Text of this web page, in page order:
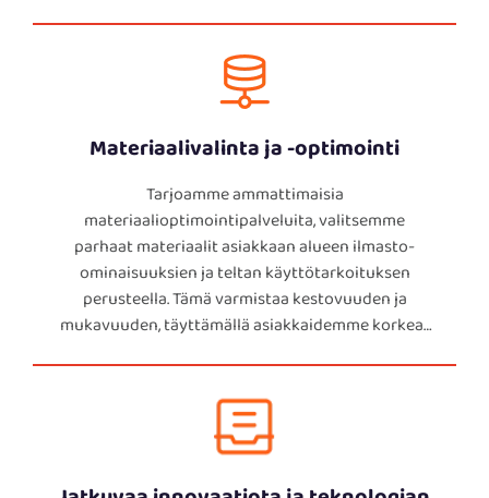
Materiaalivalinta ja -optimointi
Tarjoamme ammattimaisia
materiaalioptimointipalveluita, valitsemme
parhaat materiaalit asiakkaan alueen ilmasto-
ominaisuuksien ja teltan käyttötarkoituksen
perusteella. Tämä varmistaa kestovuuden ja
mukavuuden, täyttämällä asiakkaidemme korkeat